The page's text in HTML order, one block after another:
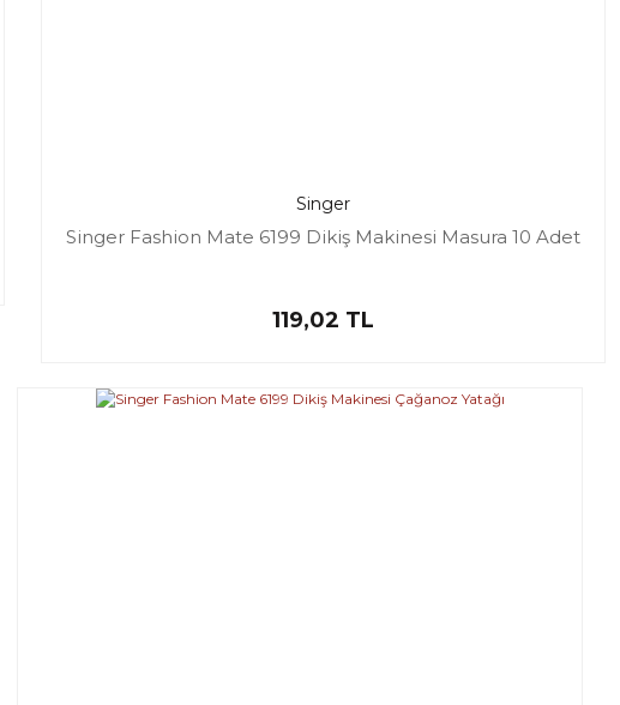
Singer
Singer Fashion Mate 6199 Dikiş Makinesi Masura 10 Adet
119,02 TL